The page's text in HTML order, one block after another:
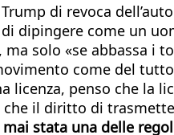
di revoca
dipingere come un
solo «se abbassa i
come del
penso che la
il diritto di
stata una delle